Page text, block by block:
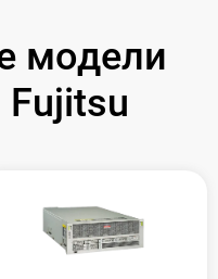
модели